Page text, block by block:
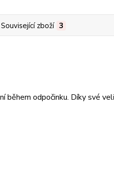
Související zboží 3
odpočinku. Díky své